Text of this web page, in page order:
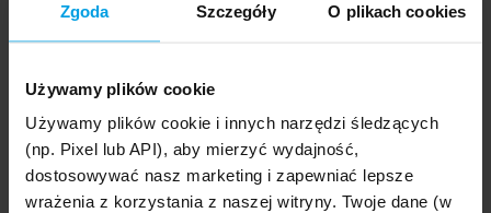
Zgoda Szczegóły O plikach cookies
Używamy plików cookie
Używamy plików cookie i innych narzędzi śledzących
(np. Pixel lub API), aby mierzyć wydajność,
dostosowywać nasz marketing i zapewniać lepsze
wrażenia z korzystania z naszej witryny. Twoje dane (w
wcześniej, by ochrona obowiązywała już w dniu
Wady i zalety w ubezpieczeniu
podróżnym Santander
Ubezpieczenie podróżneod Santander ma wiele zalet.